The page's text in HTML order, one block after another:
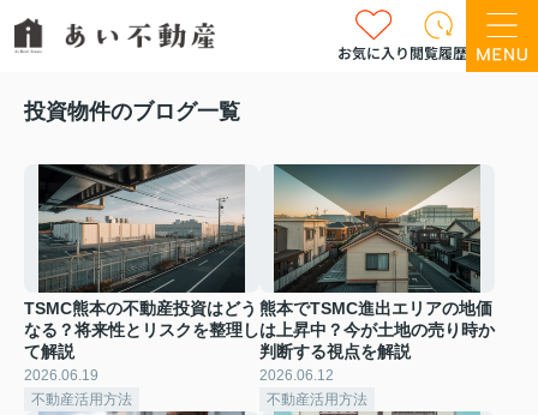
お気に入り閲覧履歴
投資物件のブログ一覧
TSMC熊本の不動産投資はどう
なる？将来性とリスクを整理し
て解説
2026.06.19
不動産活用方法
熊本でTSMC進出エリアの地価
は上昇中？今が土地の売り時か
判断する視点を解説
2026.06.12
不動産活用方法